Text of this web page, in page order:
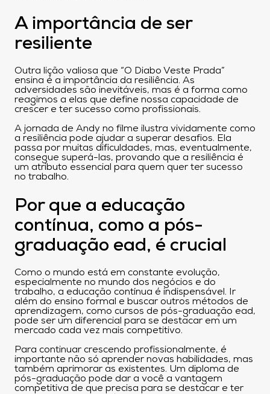
A importância de ser
resiliente
Outra lição valiosa que “O Diabo Veste Prada”
ensina é a importância da resiliência. As
adversidades são inevitáveis, mas é a forma como
reagimos a elas que define nossa capacidade de
crescer e ter sucesso como profissionais.
A jornada de Andy no filme ilustra vividamente como
a resiliência pode ajudar a superar desafios. Ela
passa por muitas dificuldades, mas, eventualmente,
consegue superá-las, provando que a resiliência é
um atributo essencial para quem quer ter sucesso
no trabalho.
Por que a educação
contínua, como a pós-
graduação ead, é crucial
Como o mundo está em constante evolução,
especialmente no mundo dos negócios e do
trabalho, a educação contínua é indispensável. Ir
além do ensino formal e buscar outros métodos de
aprendizagem, como cursos de pós-graduação ead,
pode ser um diferencial para se destacar em um
mercado cada vez mais competitivo.
Para continuar crescendo profissionalmente, é
importante não só aprender novas habilidades, mas
também aprimorar as existentes. Um diploma de
pós-graduação pode dar a você a vantagem
competitiva de que precisa para se destacar e ter